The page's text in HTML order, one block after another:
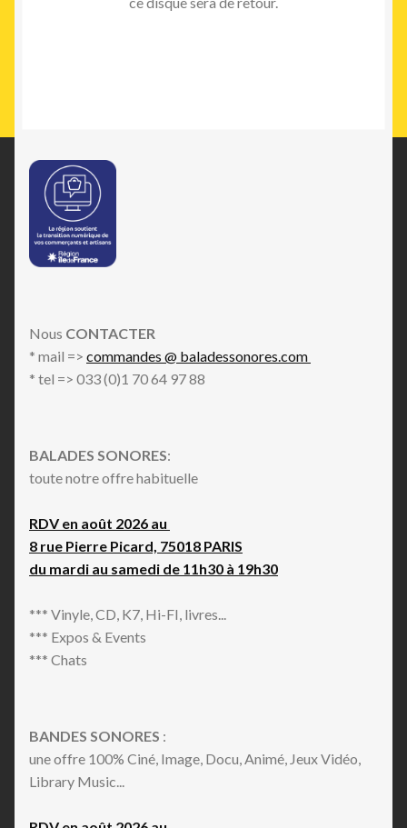
Nous CONTACTER
* mail => commandes @ baladessonores.com
* tel => 033 (0)1 70 64 97 88
BALADES SONORES:
toute notre offre habituelle
RDV en août 2026 au
8 rue Pierre Picard, 75018 PARIS
du mardi au samedi de 11h30 à 19h30
*** Vinyle, CD, K7, Hi-FI, livres...
*** Expos & Events
*** Chats
BANDES SONORES :
une offre 100% Ciné, Image, Docu, Animé, Jeux Vidéo,
Library Music...